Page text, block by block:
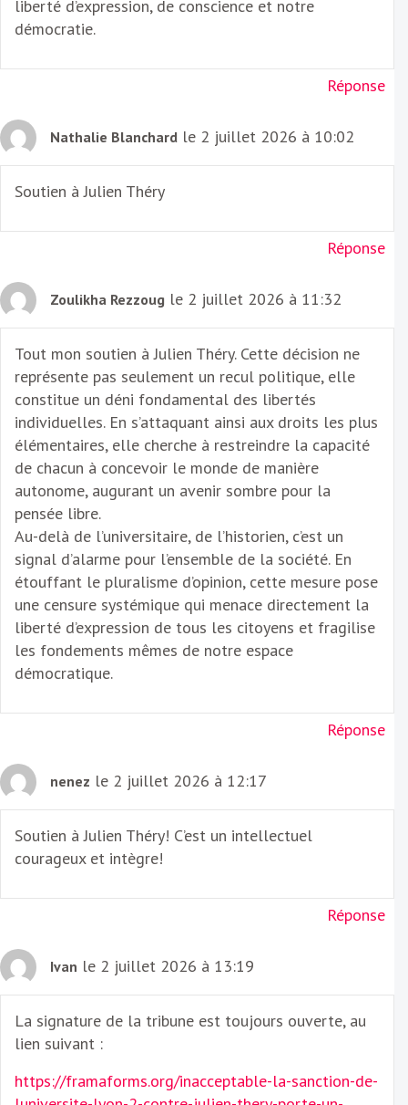
liberté d’expression, de conscience et notre
démocratie.
Réponse
Nathalie Blanchard le 2 juillet 2026 à 10:02
Soutien à Julien Théry
Réponse
Zoulikha Rezzoug le 2 juillet 2026 à 11:32
Tout mon soutien à Julien Théry. Cette décision ne
représente pas seulement un recul politique, elle
constitue un déni fondamental des libertés
individuelles. En s’attaquant ainsi aux droits les plus
élémentaires, elle cherche à restreindre la capacité
de chacun à concevoir le monde de manière
autonome, augurant un avenir sombre pour la
pensée libre.
Au-delà de l’universitaire, de l’historien, c’est un
signal d’alarme pour l’ensemble de la société. En
étouffant le pluralisme d’opinion, cette mesure pose
une censure systémique qui menace directement la
liberté d’expression de tous les citoyens et fragilise
les fondements mêmes de notre espace
démocratique.
Réponse
nenez le 2 juillet 2026 à 12:17
Soutien à Julien Théry! C’est un intellectuel
courageux et intègre!
Réponse
Ivan le 2 juillet 2026 à 13:19
La signature de la tribune est toujours ouverte, au
lien suivant :
https://framaforms.org/inacceptable-la-sanction-de-